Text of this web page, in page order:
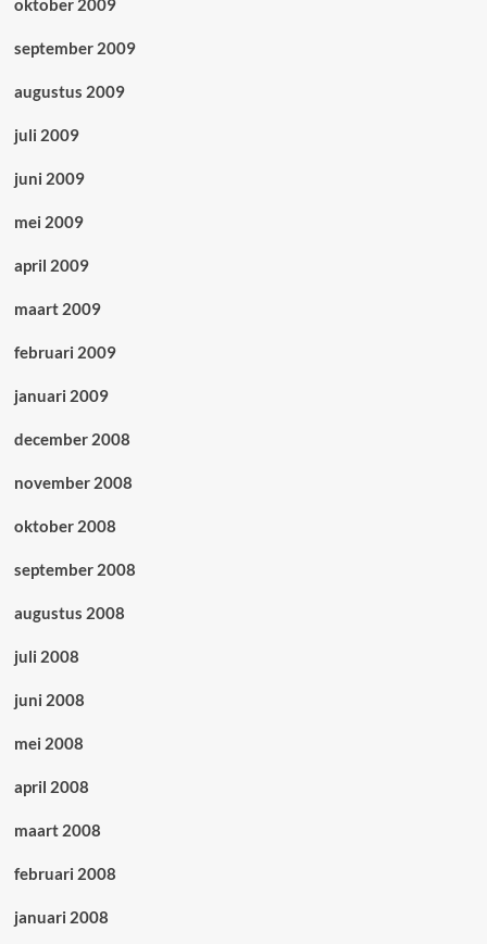
oktober 2009
september 2009
augustus 2009
juli 2009
juni 2009
mei 2009
april 2009
maart 2009
februari 2009
januari 2009
december 2008
november 2008
oktober 2008
september 2008
augustus 2008
juli 2008
juni 2008
mei 2008
april 2008
maart 2008
februari 2008
januari 2008